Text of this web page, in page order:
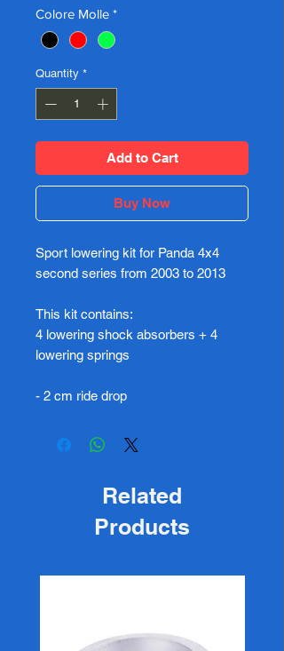
Colore Molle *
Quantity *
Add to Cart
Buy Now
Sport lowering kit for Panda 4x4
second series from 2003 to 2013
This kit contains:
4 lowering shock absorbers + 4
lowering springs
- 2 cm ride drop
Related
Products